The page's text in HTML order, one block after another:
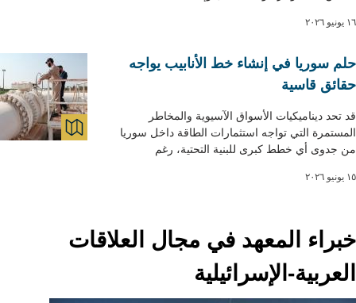
١٦ يونيو ٢٠٢٦
& GRAPHICS
حلم سوريا في إنشاء خط الأنابيب يواجه
حقائق قاسية
قد تحد ديناميكيات الأسواق الآسيوية والمخاطر
المستمرة التي تواجه استثمارات الطاقة داخل سوريا
من جدوى أي خطط كبرى للبنية التحتية، رغم
١٥ يونيو ٢٠٢٦
خبراء المعهد في مجال العلاقات
العربية-الإسرائيلية